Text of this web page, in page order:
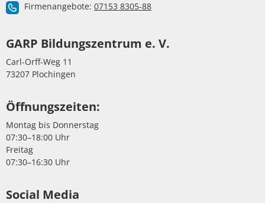
Firmenangebote: 07153 8305-88
GARP Bildungszentrum e. V.
Carl-Orff-Weg 11
73207 Plochingen
Öffnungszeiten:
Montag bis Donnerstag
07:30–18:00 Uhr
Freitag
07:30–16:30 Uhr
Social Media